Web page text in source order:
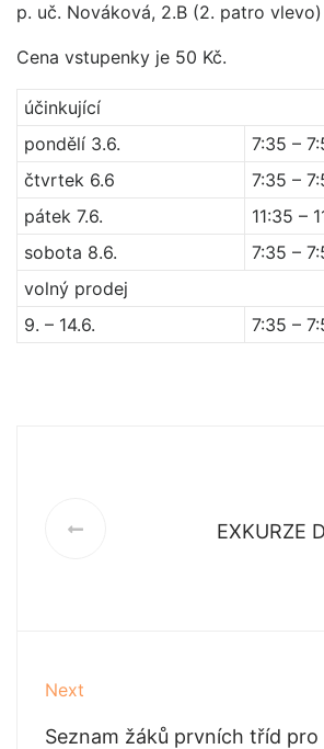
p. uč. Nováková, 2.B (2. patro vlevo)
Cena vstupenky je 50 Kč.
účinkující
pondělí 3.6.
7:35 –
čtvrtek 6.6
7:35 –
pátek 7.6.
11:35 –
sobota 8.6.
7:35 –
volný prodej
9. – 14.6.
7:35 –
EXKURZE
Next
Seznam žáků prvních tříd pro